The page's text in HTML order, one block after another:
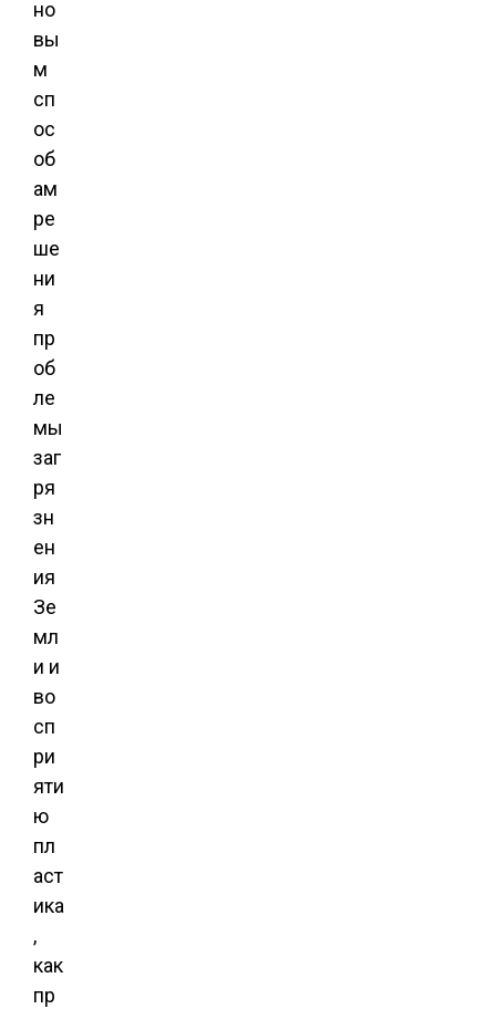
но
вы
м
сп
ос
об
ам
ре
ше
ни
я
пр
об
ле
мы
заг
ря
зн
ен
ия
Зе
мл
и и
во
сп
ри
яти
ю
пл
аст
ика
,
как
пр